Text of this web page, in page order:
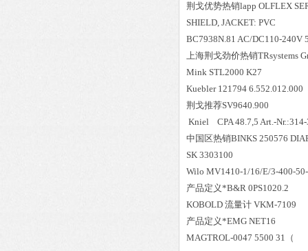
荆戈优势热销lapp OLFLEX
SHIELD, JACKET: PVC
BC7938N.81 AC/DC110-240V
上海荆戈劲价热销TRsystems
Mink STL2000 K27
Kuebler 121794 6.552.012.000
荆戈推荐SV9640.900
Kniel CPA 48.7,5 Art.-
中国区热销BINKS 250576
SK 3303100
Wilo MV1410-1/16/E/3-400-
产品定义*B&R 0PS1020.2
KOBOLD 流量计 VKM-7109
产品定义*EMG NET16
MAGTROL-0047 5500 31（